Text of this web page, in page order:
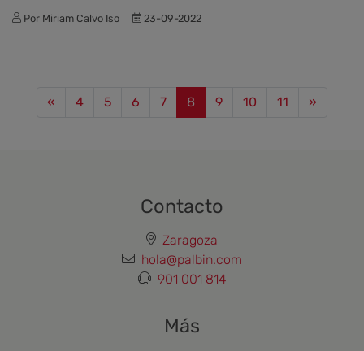
Por Miriam Calvo Iso 23-09-2022
« Previous
4 5 6 7 8 9 10 11 »
Contacto
Zaragoza
hola@palbin.com
901 001 814
Más